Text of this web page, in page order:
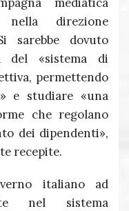
direzione
sarebbe dovuto
del «sistema di
permettendo
e studiare «una
che regolano
dei dipendenti»,
recepite.
italiano ad
nel sistema